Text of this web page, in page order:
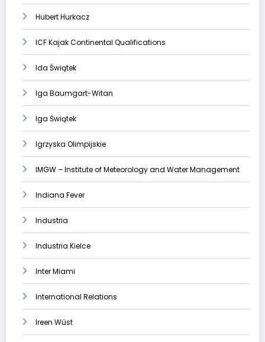
Hubert Hurkacz
ICF Kajak Continental Qualifications
Ida Świątek
Iga Baumgart-Witan
Iga Świątek
Igrzyska Olimpijskie
IMGW – Institute of Meteorology and Water Management
Indiana Fever
Industria
Industria Kielce
Inter Miami
International Relations
Ireen Wüst